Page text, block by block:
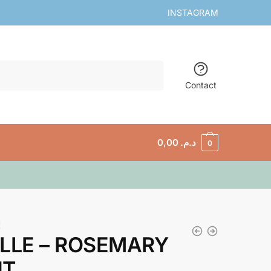
INSTAGRAM
Contact
د.م. 0
– ROSEMARY